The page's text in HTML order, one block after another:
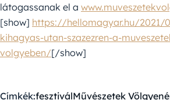
látogassanak el a
[show] https://hellomagyar.hu/2021/
kihagyas-utan-szazezren-a-
volgyeben/[/show]
Címkék:fesztiválMűvészetek Völgye